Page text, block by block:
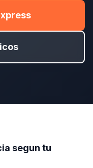
segun tu